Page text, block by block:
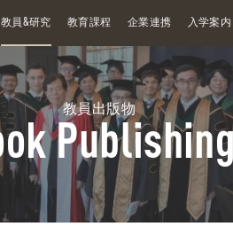
教員&研究 教育課程 企業連携 入学案内
教員出版物